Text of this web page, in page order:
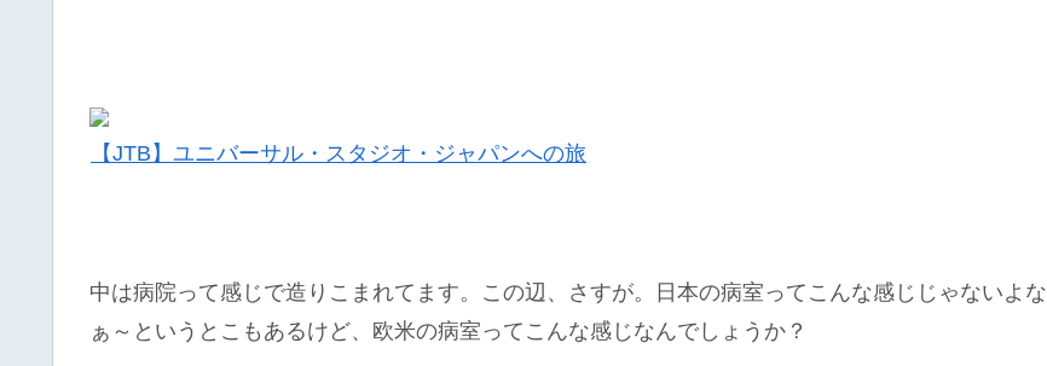
【JTB】ユニバーサル・スタジオ・ジャパンへの旅
中は病院って感じで造りこまれてます。この辺、さすが。日本の病室ってこんな感じじゃないよな
ぁ～というとこもあるけど、欧米の病室ってこんな感じなんでしょうか？